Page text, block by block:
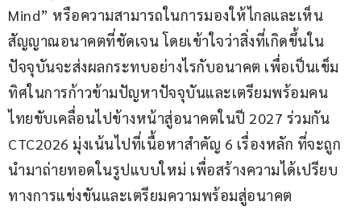
Mind” หรือความสามารถในการมองให้ไกลและเห็น
สัญญาณอนาคตที่ชัดเจน โดยเข้าใจว่าสิ่งที่เกิดขึ้นใน
ปัจจุบันจะส่งผลกระทบอย่างไรกับอนาคต เพื่อเป็นเข็ม
ทิศในการก้าวข้ามปัญหาปัจจุบันและเตรียมพร้อมคน
ไทยขับเคลื่อนไปข้างหน้าสู่อนาคตในปี 2027 ร่วมกัน
CTC2026 มุ่งเน้นไปที่เนื้อหาสำคัญ 6 เรื่องหลัก ที่จะถูก
นำมาถ่ายทอดในรูปแบบใหม่ เพื่อสร้างความได้เปรียบ
ทางการแข่งขันและเตรียมความพร้อมสู่อนาคต